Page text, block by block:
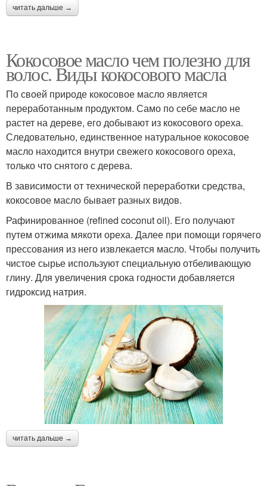
читать дальше →
Кокосовое масло чем полезно для
волос. Виды кокосового масла
По своей природе кокосовое масло является
переработанным продуктом. Само по себе масло не
растет на дереве, его добывают из кокосового ореха.
Следовательно, единственное натуральное кокосовое
масло находится внутри свежего кокосового ореха,
только что снятого с дерева.
В зависимости от технической переработки средства,
кокосовое масло бывает разных видов.
Рафинированное (refined coconut oil). Его получают
путем отжима мякоти ореха. Далее при помощи горячего
прессования из него извлекается масло. Чтобы получить
чистое сырье используют специальную отбеливающую
глину. Для увеличения срока годности добавляется
гидроксид натрия.
читать дальше →